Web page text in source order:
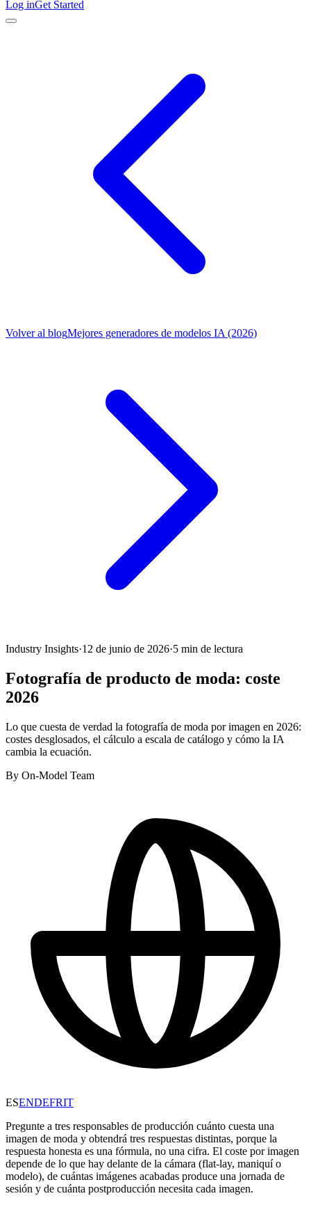
Log inGet Started
Volver al blogMejores generadores de modelos IA (2026)
Industry Insights·12 de junio de 2026·5 min de lectura
Fotografía de producto de moda: coste
2026
Lo que cuesta de verdad la fotografía de moda por imagen en 2026:
costes desglosados, el cálculo a escala de catálogo y cómo la IA
cambia la ecuación.
By On-Model Team
ESENDEFRIT
Pregunte a tres responsables de producción cuánto cuesta una
imagen de moda y obtendrá tres respuestas distintas, porque la
respuesta honesta es una fórmula, no una cifra. El coste por imagen
depende de lo que hay delante de la cámara (flat-lay, maniquí o
modelo), de cuántas imágenes acabadas produce una jornada de
sesión y de cuánta postproducción necesita cada imagen.